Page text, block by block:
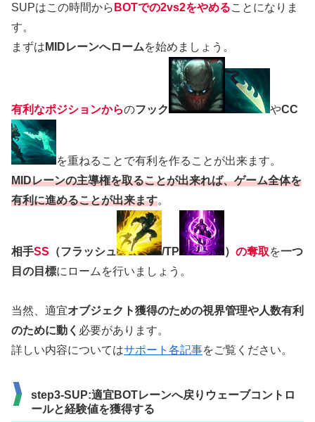
SUPはこの時間から BOTでの2vs2をやめることになりま
す。
まずは MIDレーンへロームを始めましょう。
有利なポジションからのフック やCC
を重ねることで有利を作ることが出来ます。
MIDレーンの主導権を取ることが出来れば、ゲーム全体を
有利に進めることが出来ます。
相手SS （フラッシュ /TP ） の奪取を一つ
目の目標にロームを行いましょう。
当然、適宜オブジェクト獲得のための視界管理や人数有利
のために動く 必要があります。
詳しい内容についてはサポート各記事をご覧ください。
step3-SUP:適宜BOTレーンへ戻りウェーブコントロ
ールと経験値を獲得する